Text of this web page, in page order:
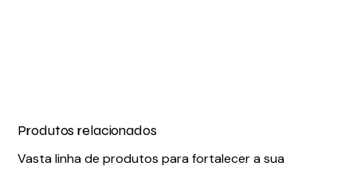
Produtos relacionados
Vasta linha de produtos para fortalecer a sua